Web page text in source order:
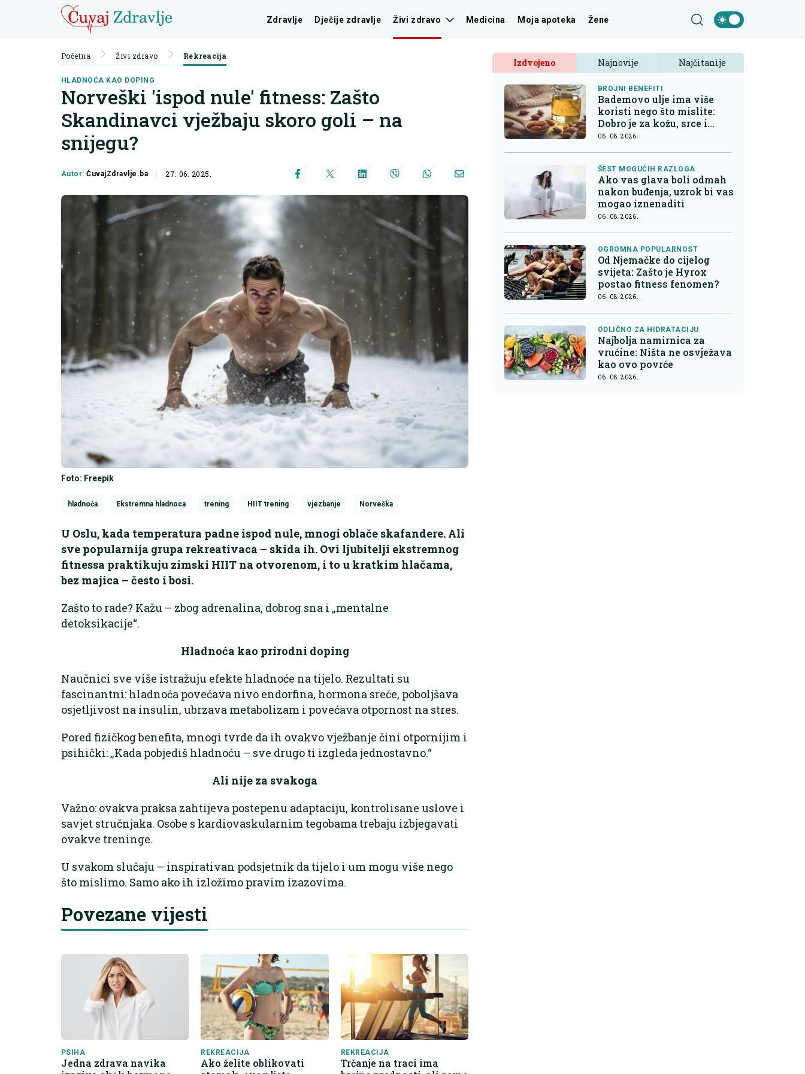
Zdravlje Dječije zdravlje Živi zdravo Medicina Moja apoteka Žene
Početna Živi zdravo Rekreacija
HLADNOĆA KAO DOPING
Norveški 'ispod nule' fitness: Zašto
Skandinavci vježbaju skoro goli – na
snijegu?
Autor:ČuvajZdravlje.ba 27. 06. 2025.
Foto: Freepik
hladnoća Ekstremna hladnoca trening HIIT trening vjezbanje Norveška
U Oslu, kada temperatura padne ispod nule, mnogi oblače skafandere. Ali
sve popularnija grupa rekreativaca – skida ih. Ovi ljubitelji ekstremnog
fitnessa praktikuju zimski HIIT na otvorenom, i to u kratkim hlačama,
bez majica – često i bosi.
Zašto to rade? Kažu – zbog adrenalina, dobrog sna i „mentalne
detoksikacije“.
Hladnoća kao prirodni doping
Naučnici sve više istražuju efekte hladnoće na tijelo. Rezultati su
fascinantni: hladnoća povećava nivo endorfina, hormona sreće, poboljšava
osjetljivost na insulin, ubrzava metabolizam i povećava otpornost na stres.
Pored fizičkog benefita, mnogi tvrde da ih ovakvo vježbanje čini otpornijim i
psihički: „Kada pobjediš hladnoću – sve drugo ti izgleda jednostavno.“
Ali nije za svakoga
Važno: ovakva praksa zahtijeva postepenu adaptaciju, kontrolisane uslove i
savjet stručnjaka. Osobe s kardiovaskularnim tegobama trebaju izbjegavati
ovakve treninge.
U svakom slučaju – inspirativan podsjetnik da tijelo i um mogu više nego
što mislimo. Samo ako ih izložimo pravim izazovima.
Povezane vijesti
PSIHA
Jedna zdrava navika
REKREACIJA
Ako želite oblikovati
REKREACIJA
Trčanje na traci ima
Izdvojeno Najnovije Najčitanije
BROJNI BENEFITI
Bademovo ulje ima više
koristi nego što mislite:
Dobro je za kožu, srce i
kontrolu apetita
06. 08. 2026.
ŠEST MOGUĆIH RAZLOGA
Ako vas glava boli odmah
nakon buđenja, uzrok bi vas
mogao iznenaditi
06. 08. 2026.
OGROMNA POPULARNOST
Od Njemačke do cijelog
svijeta: Zašto je Hyrox
postao fitness fenomen?
06. 08. 2026.
ODLIČNO ZA HIDRATACIJU
Najbolja namirnica za
vrućine: Ništa ne osvježava
kao ovo povrće
06. 08. 2026.